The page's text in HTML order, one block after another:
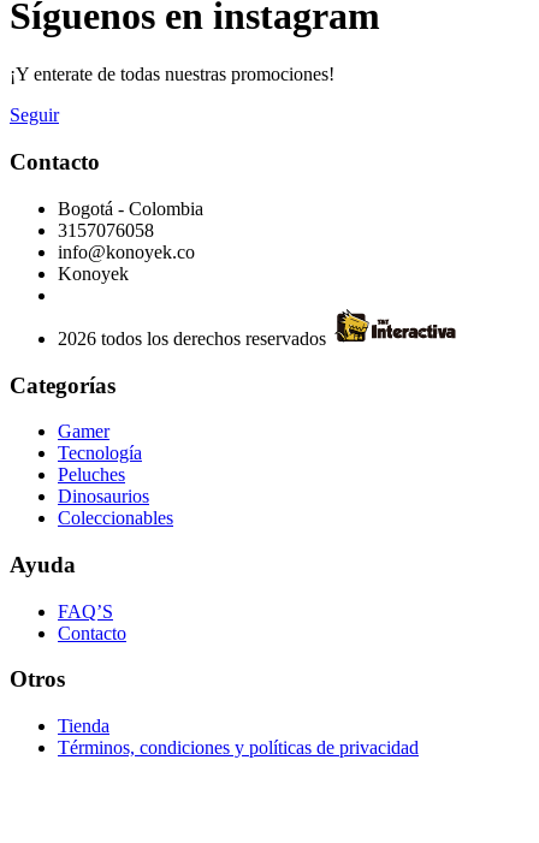
Síguenos en instagram
¡Y enterate de todas nuestras promociones!
Seguir
Contacto
Bogotá - Colombia
3157076058
info@konoyek.co
Konoyek
2026 todos los derechos reservados
Categorías
Gamer
Tecnología
Peluches
Dinosaurios
Coleccionables
Ayuda
FAQ’S
Contacto
Otros
Tienda
Términos, condiciones y políticas de privacidad